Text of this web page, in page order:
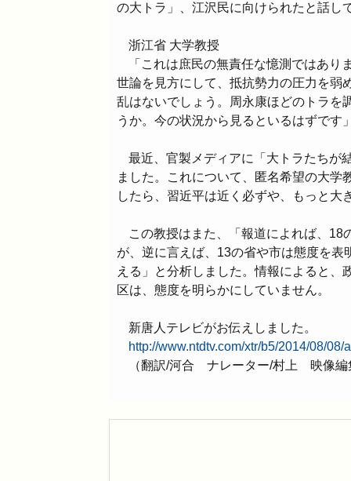
の大トラ」、江沢民に向けられたと話し
浙江省 大学教授
「これは庶民の無責任な憶測ではあ
世論を見方にして、抵抗勢力の圧力を弱
乱はないでしょう。周永康ほどのトラを
うか。今の状況から見るといるはずです
最近、官製メディアに「大トラたちが
ました。これについて、匿名希望の大
したら、習近平は近く必ずや、もっと
この教授はまた、「報道によれば、
が、逆に言えば、13の省や市は態度を
える」と分析しました。情報によると
区は、態度を明らかにしていません。
新唐人テレビがお伝えしました。
http://www.ntdtv.com/xtr/b5/2014/08/08/
（翻訳/河合 ナレーター/村上 映像編